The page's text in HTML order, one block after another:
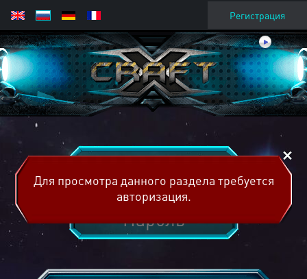
Регистрация
Для просмотра данного раздела требуется
авторизация.